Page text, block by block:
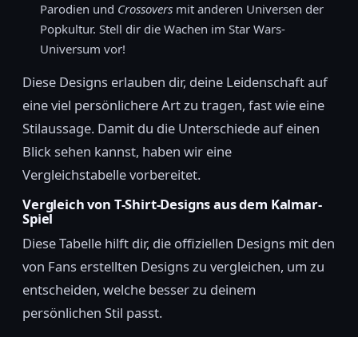
Parodien und Crossovers mit anderen Universen der
Popkultur. Stell dir die Wachen im Star Wars-
Universum vor!
Diese Designs erlauben dir, deine Leidenschaft auf
eine viel persönlichere Art zu tragen, fast wie eine
Stilaussage. Damit du die Unterschiede auf einen
Blick sehen kannst, haben wir eine
Vergleichstabelle vorbereitet.
Vergleich von T-Shirt-Designs aus dem Kalmar-
Spiel
Diese Tabelle hilft dir, die offiziellen Designs mit den
von Fans erstellten Designs zu vergleichen, um zu
entscheiden, welche besser zu deinem
persönlichen Stil passt.